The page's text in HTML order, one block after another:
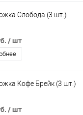
Слобода (3 шт.)
/ шт
Кофе Брейк (3 шт.)
/ шт